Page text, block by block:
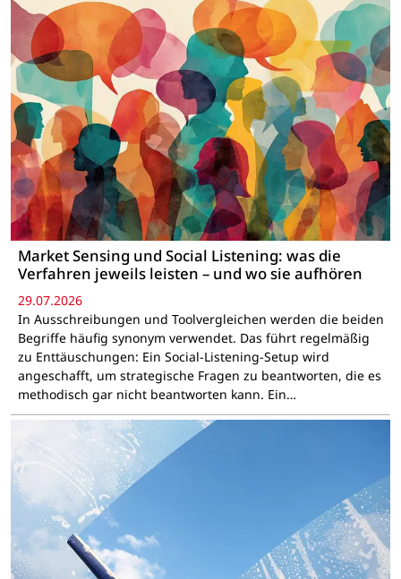
Market Sensing und Social Listening: was die
Verfahren jeweils leisten – und wo sie aufhören
29.07.2026
In Ausschreibungen und Toolvergleichen werden die beiden
Begriffe häufig synonym verwendet. Das führt regelmäßig
zu Enttäuschungen: Ein Social-Listening-Setup wird
angeschafft, um strategische Fragen zu beantworten, die es
methodisch gar nicht beantworten kann. Ein…